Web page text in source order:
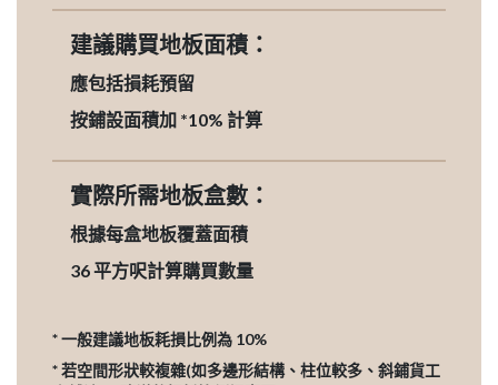
建議購買地板面積：
應包括損耗預留
按鋪設面積加 *10% 計算
實際所需地板盒數：
根據每盒地板覆蓋面積
36平方呎計算購買數量
* 一般建議地板耗損比例為 10%
* 若空間形狀較複雜(如多邊形結構、柱位較多、斜鋪貨工